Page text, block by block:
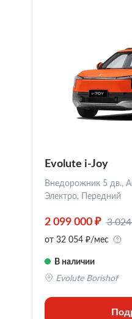
Evolute i-Joy
Внедорожник 5 дв.,
Электро, Передний
2 099 000 ₽ 3
от 32 054 ₽/мес
В наличии
Evolute Borishof